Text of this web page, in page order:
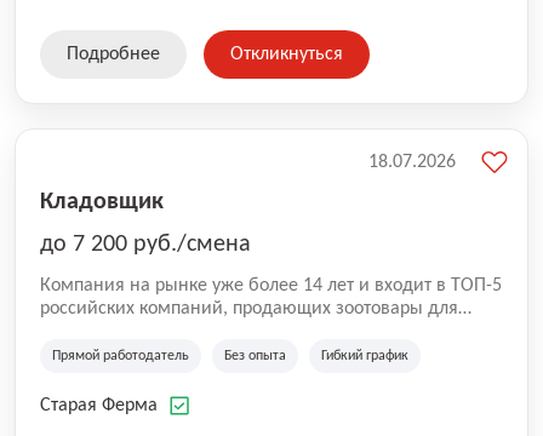
Подробнее Откликнуться
Кладовщик
до 7 200 руб./смена
Компания на рынке уже более 14 лет и входит в ТОП-5
российских компаний, продающих зоотовары для
компания владеет 5 розничными магазинами, а также
России (Wildberries, Ozon, Яндекс. Маркет и
Прямой работодатель Без опыта Гибкий график
Старая Ферма
18.07.2026